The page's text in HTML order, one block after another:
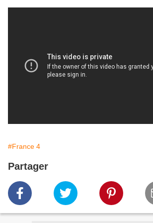
#France 4
Partager